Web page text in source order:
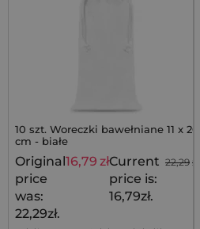
10 szt. Woreczki bawełniane 11 x 20
cm - białe
22,29 zł
Original
price
was:
22,29zł.
16,79 złCurrent
price is:
16,79zł.